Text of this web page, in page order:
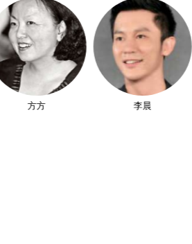
方方 李晨